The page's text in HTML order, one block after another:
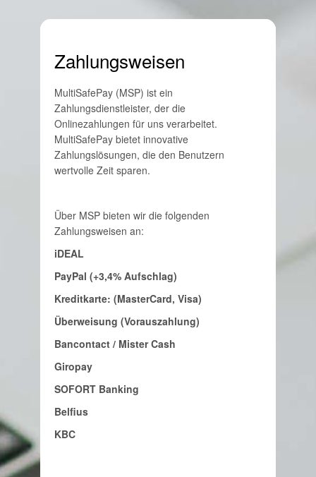
Zahlungsweisen
MultiSafePay (MSP) ist ein
Zahlungsdienstleister, der die
Onlinezahlungen für uns verarbeitet.
MultiSafePay bietet innovative
Zahlungslösungen, die den Benutzern
wertvolle Zeit sparen.
Über MSP bieten wir die folgenden
Zahlungsweisen an:
iDEAL
PayPal (+3,4% Aufschlag)
Kreditkarte: (MasterCard, Visa)
Überweisung (Vorauszahlung)
Bancontact / Mister Cash
Giropay
SOFORT Banking
Belfius
KBC